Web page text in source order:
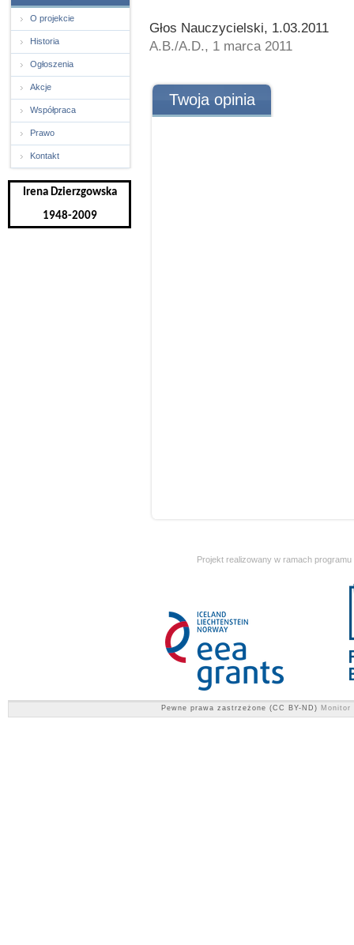
O projekcie
Historia
Ogłoszenia
Akcje
Współpraca
Prawo
Kontakt
Irena Dzierzgowska
1948-2009
Głos Nauczycielski, 1.03.2011
A.B./A.D., 1 marca 2011
Twoja opinia
Projekt realizowany w ramach
Pewne prawa zastrzeżone (CC BY-ND) Monitor